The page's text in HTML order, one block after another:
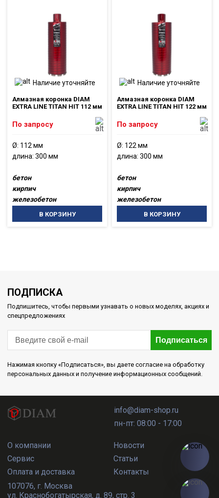
Наличие уточняйте
Алмазная коронка DIAM
EXTRA LINE TITAN HIT 112 мм
По запросу
Ø: 112 мм
длина: 300 мм
бетон
кирпич
железобетон
В КОРЗИНУ
Наличие уточняйте
Алмазная коронка DIAM
EXTRA LINE TITAN HIT 122 мм
По запросу
Ø: 122 мм
длина: 300 мм
бетон
кирпич
железобетон
В КОРЗИНУ
ПОДПИСКА
Подпишитесь, чтобы первыми узнавать о новых моделях, акциях и
спецпредложениях
Подписаться
Нажимая кнопку «Подписаться», вы даете согласие на обработку
персональных данных и получение информационных сообщений.
О компании
Сервис
Оплата и доставка
Новости
Статьи
Контакты
info@diam-shop.ru
пн-пт: 08:00 - 17:00
107076, г. Москва
ул. Краснобогатырская, д. 89, стр. 3